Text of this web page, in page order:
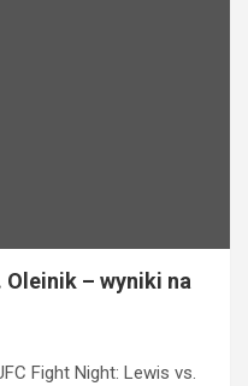
Oleinik – wyniki na
Fight Night: Lewis vs.